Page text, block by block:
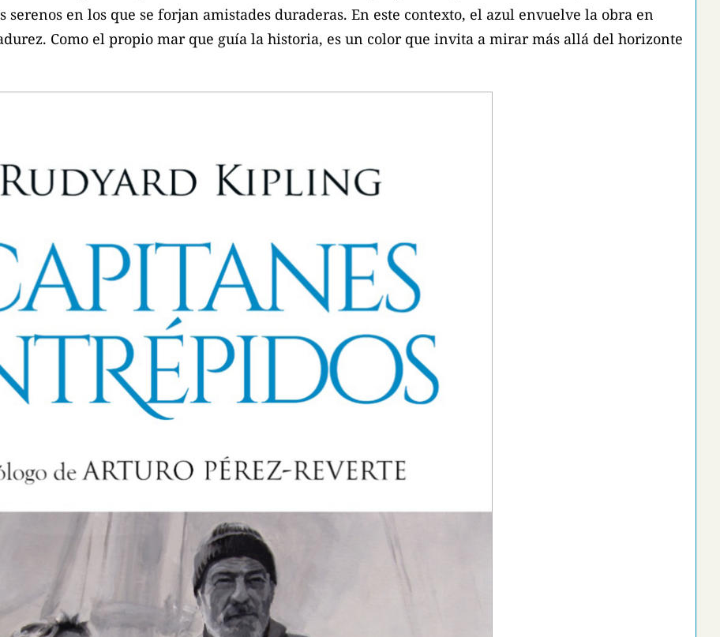
en los que se forjan amistades duraderas. En este contexto, el azul envuelve la obra en
Como el propio mar que guía la historia, es un color que invita a mirar más allá del horizonte